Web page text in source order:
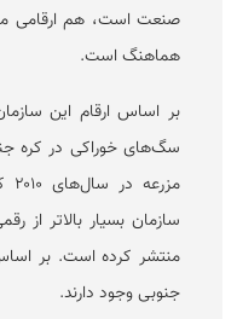
صنعت است، هم ارقامی
هماهنگ است.
سازمان بسیار بالاتر از
جنوبی وجود دارند.